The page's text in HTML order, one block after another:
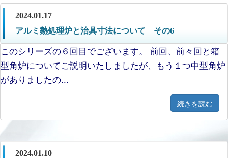
2024.01.17
アルミ熱処理炉と治具寸法について その6
このシリーズの６回目でございます。 前回、前々回と箱
型角炉についてご説明いたしましたが、もう１つ中型角炉
がありましたの...
続きを読む
2024.01.10